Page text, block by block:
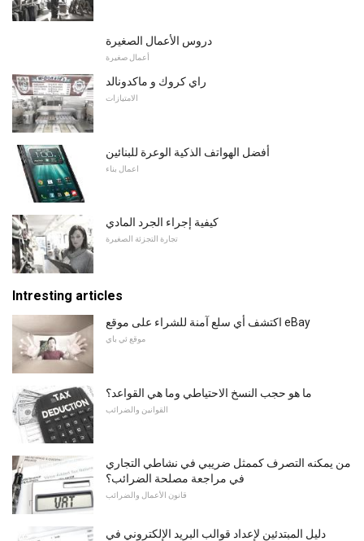
دروس الأعمال الصغيرة
أعمال صغيرة
راي كروك و ماكدونالد
الامتيازات
أفضل الهواتف الذكية الوعرة للبنائين
اعمال بناء
كيفية إجراء الجرد المادي
تجارة التجزئة الصغيرة
Intresting articles
اكتشف أي سلع آمنة للشراء على موقع eBay
موقع ئي باي
ما هو حجب النسخ الاحتياطي وما هي القواعد؟
القوانين والضرائب
من يمكنه التصرف كممثل ضريبي في نشاطي التجاري
في مراجعة مصلحة الضرائب؟
قانون الأعمال والضرائب
دليل المبتدئين لإعداد قوالب البريد الإلكتروني في